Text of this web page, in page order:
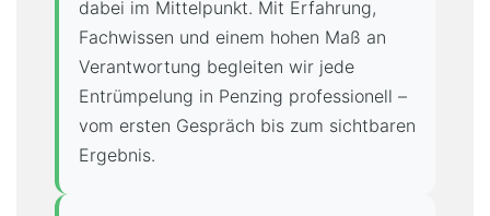
dabei im Mittelpunkt. Mit Erfahrung,
Fachwissen und einem hohen Maß an
Verantwortung begleiten wir jede
Entrümpelung in Penzing professionell –
vom ersten Gespräch bis zum sichtbaren
Ergebnis.